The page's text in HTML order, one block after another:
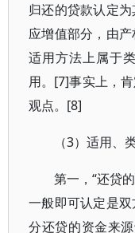
归还的贷款认定
应增值部分，由
适用方法上属于
用。[7]事实上，
观点。[8]
（3）适用、
第一，“还贷
一般即可认定是
分还贷的资金来